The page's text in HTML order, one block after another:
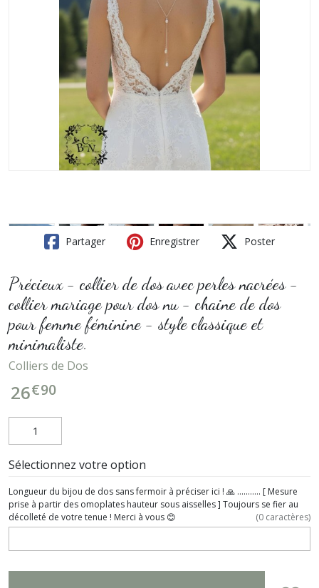
Partager Enregistrer Poster
Précieux - collier de dos avec perles nacrées -
collier mariage pour dos nu - chaine de dos
pour femme féminine - style classique et
minimaliste.
Colliers de Dos
26€90
Sélectionnez votre option
Longueur du bijou de dos sans fermoir à préciser ici ! 🙏 ........... [ Mesure
prise à partir des omoplates hauteur sous aisselles ] Toujours se fier au
décolleté de votre tenue ! Merci à vous 😊
(0 caractères)